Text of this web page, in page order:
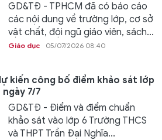
GD&TĐ - TPHCM đã có báo cáo
các nội dung về trường lớp, cơ sở
vật chất, đội ngũ giáo viên, sách...
Giáo dục 05/07/2026 08:40
kiến công bố điểm khảo sát lớp
7/7
GD&TĐ - Điểm và điểm chuẩn
khảo sát vào lớp 6 Trường THCS
và THPT Trần Đại Nghĩa...